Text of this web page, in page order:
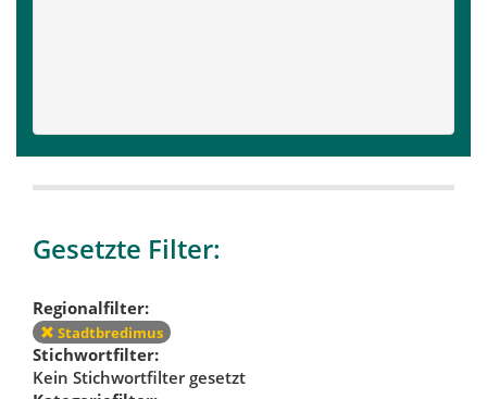
Gesetzte Filter:
Regionalfilter:
Stadtbredimus
Stichwortfilter:
Kein Stichwortfilter gesetzt